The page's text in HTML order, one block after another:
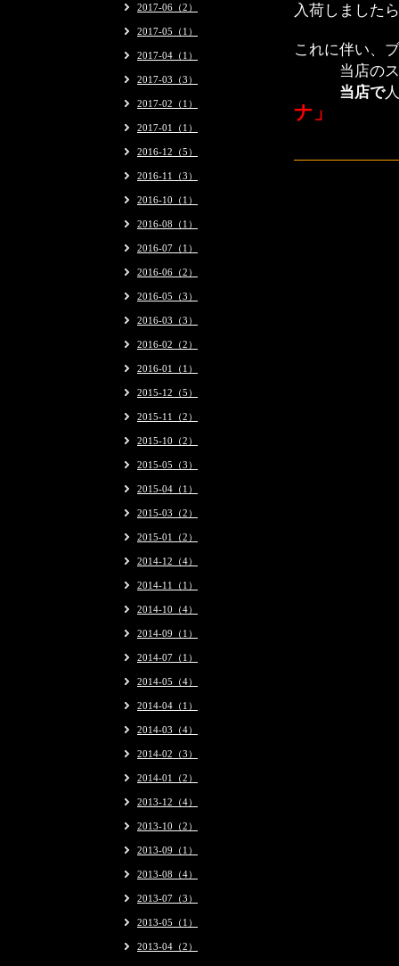
入荷しました
これに伴い、
当店のス
当店で
ナ」
2017-06（2）
2017-05（1）
2017-04（1）
2017-03（3）
2017-02（1）
2017-01（1）
2016-12（5）
2016-11（3）
2016-10（1）
2016-08（1）
2016-07（1）
2016-06（2）
2016-05（3）
2016-03（3）
2016-02（2）
2016-01（1）
2015-12（5）
2015-11（2）
2015-10（2）
2015-05（3）
2015-04（1）
2015-03（2）
2015-01（2）
2014-12（4）
2014-11（1）
2014-10（4）
2014-09（1）
2014-07（1）
2014-05（4）
2014-04（1）
2014-03（4）
2014-02（3）
2014-01（2）
2013-12（4）
2013-10（2）
2013-09（1）
2013-08（4）
2013-07（3）
2013-05（1）
2013-04（2）